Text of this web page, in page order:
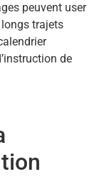
peuvent user
trajets
de